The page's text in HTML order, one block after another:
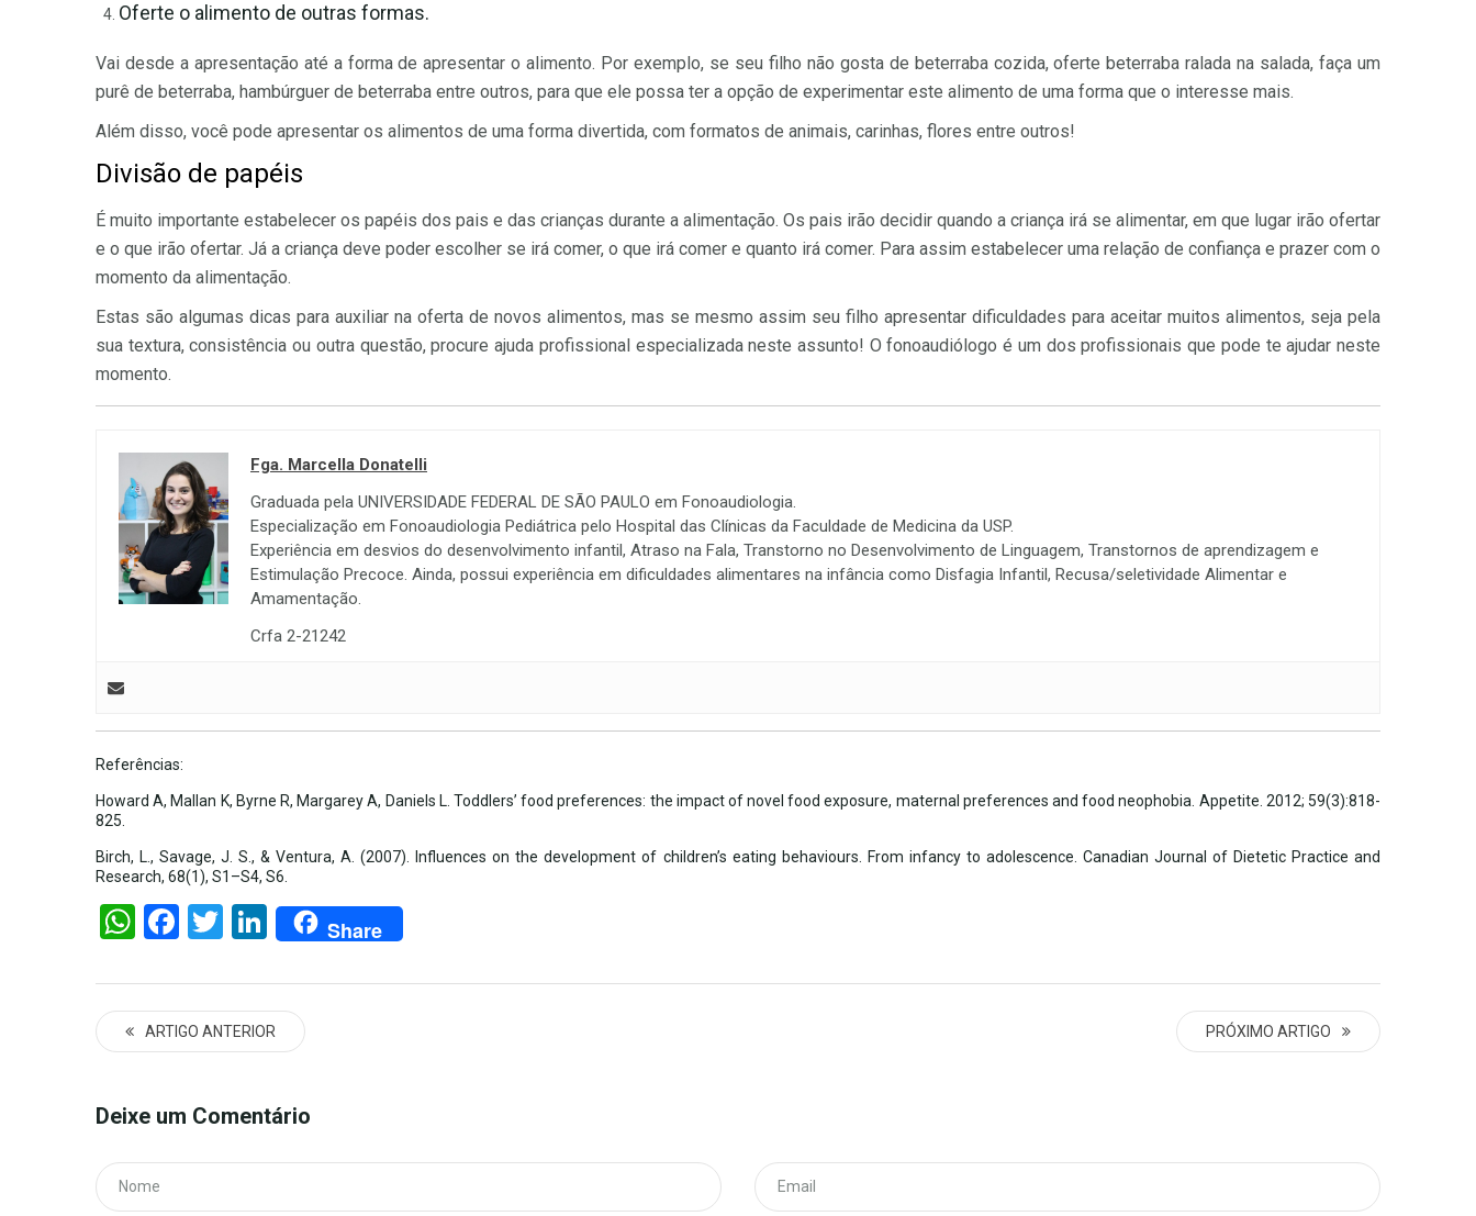
Oferte o alimento de outras formas.
Vai desde a apresentação até a forma de apresentar o alimento. Por exemplo, se seu filho não gosta de beterraba cozida, oferte beterraba ralada na salada, faça um
purê de beterraba, hambúrguer de beterraba entre outros, para que ele possa ter a opção de experimentar este alimento de uma forma que o interesse mais.
Além disso, você pode apresentar os alimentos de uma forma divertida, com formatos de animais, carinhas, flores entre outros!
Divisão de papéis
É muito importante estabelecer os papéis dos pais e das crianças durante a alimentação. Os pais irão decidir quando a criança irá se alimentar, em que lugar irão ofertar
e o que irão ofertar. Já a criança deve poder escolher se irá comer, o que irá comer e quanto irá comer. Para assim estabelecer uma relação de confiança e prazer com o
momento da alimentação.
Estas são algumas dicas para auxiliar na oferta de novos alimentos, mas se mesmo assim seu filho apresentar dificuldades para aceitar muitos alimentos, seja pela
sua textura, consistência ou outra questão, procure ajuda profissional especializada neste assunto! O fonoaudiólogo é um dos profissionais que pode te ajudar neste
momento.
Fga. Marcella Donatelli
Graduada pela UNIVERSIDADE FEDERAL DE SÃO PAULO em Fonoaudiologia.
Especialização em Fonoaudiologia Pediátrica pelo Hospital das Clínicas da Faculdade de Medicina da USP.
Experiência em desvios do desenvolvimento infantil, Atraso na Fala, Transtorno no Desenvolvimento de Linguagem, Transtornos de aprendizagem e
Estimulação Precoce. Ainda, possui experiência em dificuldades alimentares na infância como Disfagia Infantil, Recusa/seletividade Alimentar e
Amamentação.
Crfa 2-21242
Referências:
Howard A, Mallan K, Byrne R, Margarey A, Daniels L. Toddlers’ food preferences: the impact of novel food exposure, maternal preferences and food neophobia. Appetite. 2012; 59(3):818-
825.
Birch, L., Savage, J. S., & Ventura, A. (2007). Influences on the development of children’s eating behaviours. From infancy to adolescence. Canadian Journal of Dietetic Practice and
Research, 68(1), S1–S4, S6.
WhatsApp
Facebook
Twitter
LinkedIn
Share
ARTIGO ANTERIOR PRÓXIMO ARTIGO
Deixe um Comentário